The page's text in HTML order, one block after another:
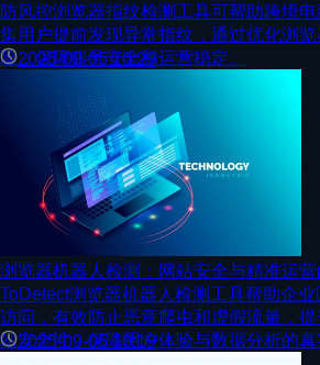
防风控浏览器指纹检测工具可帮助跨境
集用户提前发现异常指纹，通过优化浏
险，保障账号安全和运营稳定。
2025-09-05 10:29
浏览器机器人检测：网站安全与精准运
ToDetect浏览器机器人检测工具帮助企
访问，有效防止恶意爬虫和虚假流量，
站安全性，保障用户体验与数据分析的真
2025-09-05 10:19